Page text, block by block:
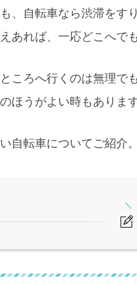
、自転車なら渋滞をす
あれば、一応どこへで
ころへ行くのは無理で
ほうがよい時もあります
自転車についてご紹介